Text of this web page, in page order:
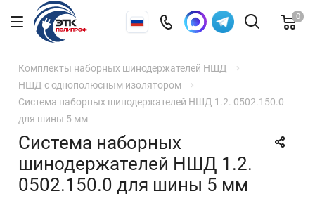
0
Комплекты наборных шинодержателей НШД
НШД с однополюсным изолятором
Система наборных шинодержателей НШД 1.2. 0502.150.0
для шины 5 мм
Система наборных
шинодержателей НШД 1.2.
0502.150.0 для шины 5 мм